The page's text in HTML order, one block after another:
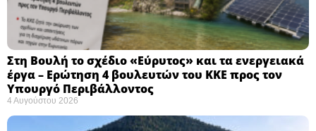
Στη Βουλή το σχέδιο «Εύρυτος» και τα ενεργειακά
έργα – Ερώτηση 4 βουλευτών του ΚΚΕ προς τον
Υπουργό Περιβάλλοντος
4 Αυγούστου 2026